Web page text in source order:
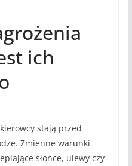
ich
stają przed
Zmienne warunki
słońce, ulewy czy